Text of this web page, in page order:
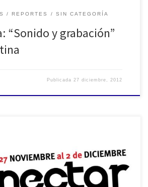
REPORTES SIN CATEGORÍA
“Sonido y grabación”
Publicada 27 diciembre, 2012
CONECTAR 2012 - Estudio Urbano